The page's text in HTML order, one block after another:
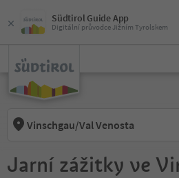
Südtirol Guide App
Digitální průvodce Jižním Tyrolskem
Vinschgau/Val Venosta
Jarní zážitky ve